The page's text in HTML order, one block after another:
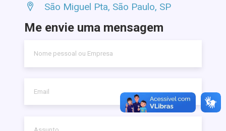
São Miguel Pta, São Paulo, SP
Me envie uma mensagem